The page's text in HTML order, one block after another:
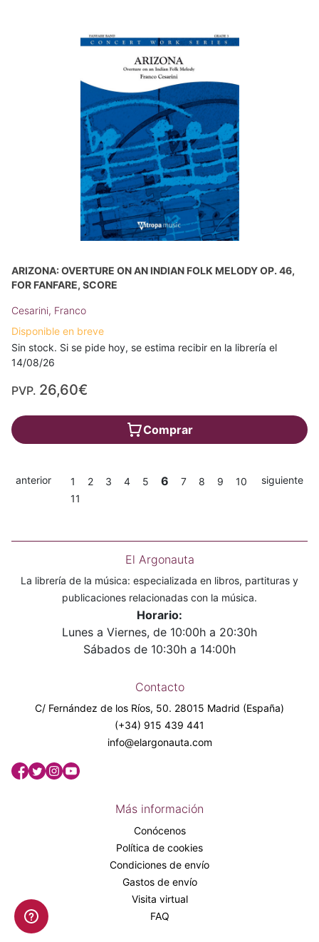
ARIZONA: OVERTURE ON AN INDIAN FOLK MELODY OP. 46,
FOR FANFARE, SCORE
Cesarini, Franco
Disponible en breve
Sin stock. Si se pide hoy, se estima recibir en la librería el
14/08/26
PVP. 26,60€
Comprar
anterior 1 2 3 4 5 6 7 8 9
10
11
siguiente
El Argonauta
La librería de la música: especializada en libros, partituras y
publicaciones relacionadas con la música.
Horario:
Lunes a Viernes, de 10:00h a 20:30h
Sábados de 10:30h a 14:00h
Contacto
C/ Fernández de los Ríos, 50. 28015 Madrid (España)
(+34) 915 439 441
info@elargonauta.com
Más información
Conócenos
Política de cookies
Condiciones de envío
Gastos de envío
Visita virtual
FAQ